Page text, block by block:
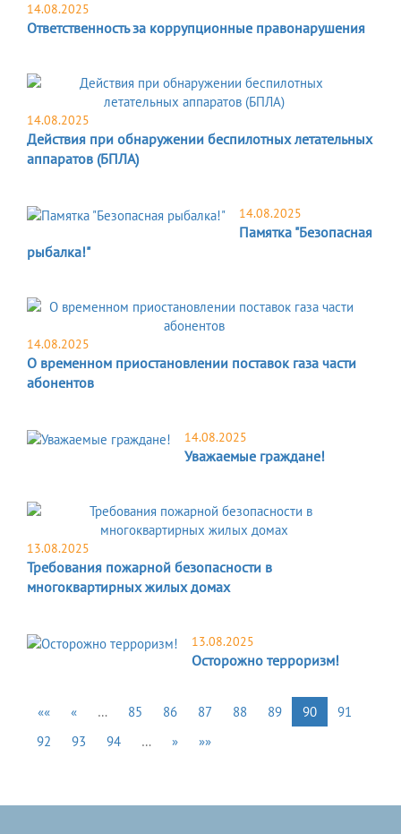
14.08.2025
Ответственность за коррупционные правонарушения
14.08.2025
Действия при обнаружении беспилотных летательных
аппаратов (БПЛА)
14.08.2025
Памятка "Безопасная
рыбалка!"
14.08.2025
О временном приостановлении поставок газа части
абонентов
14.08.2025
Уважаемые граждане!
13.08.2025
Требования пожарной безопасности в
многоквартирных жилых домах
13.08.2025
Осторожно терроризм!
«« « … 85 86 87 88 89 90
91
92
93 94 … » »»